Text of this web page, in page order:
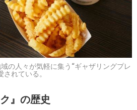
の人々が気軽に集う“ギャザリングプレ
れている。
』の歴史